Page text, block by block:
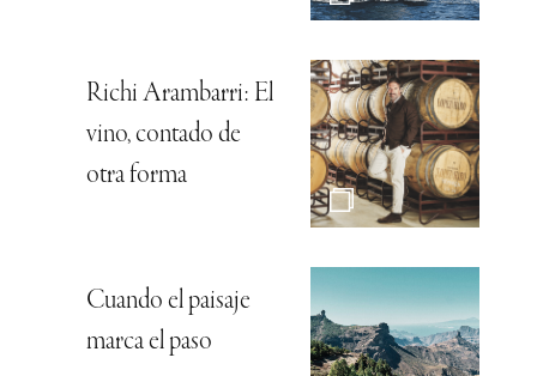
Richi Arambarri: El
vino, contado de
otra forma
Cuando el paisaje
marca el paso